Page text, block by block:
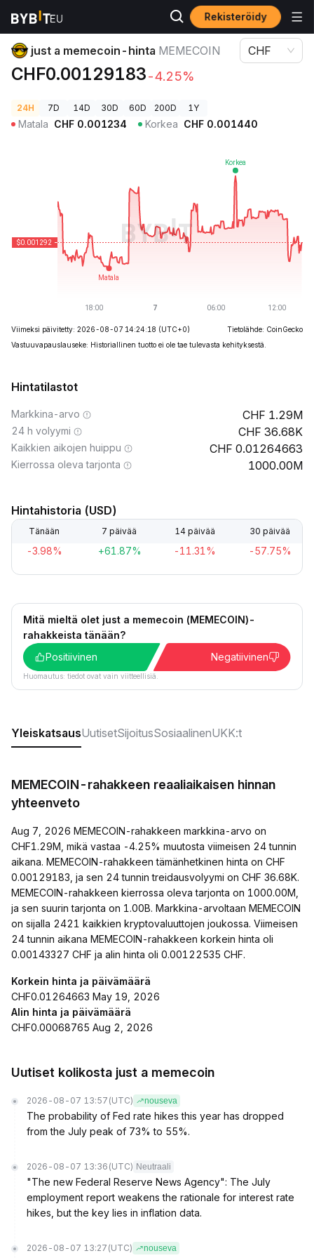
Rekisteröidy
Kryptohinnat just a memecoin-hinta MEMECOIN
just a memecoin-hinta MEMECOIN
CHF0.00129183-4.25%
CHF
24H 7D 14D 30D 60D 200D 1Y
Matala CHF 0.001234 Korkea CHF 0.001440
Viimeksi päivitetty: 2026-08-07 14:24:18 (UTC+0)
Tietolähde: CoinGecko
Vastuuvapauslauseke: Historiallinen tuotto ei ole tae tulevasta kehityksestä.
Hintatilastot
Markkina-arvo 1.29M
24 h volyymi 36.68K
Kaikkien aikojen huippu 0.01264663
Kierrossa oleva tarjonta 1000.00M
Hintahistoria (USD)
Tänään 7 päivää 14 päivää 30 päivää
-3.98% +61.87% -11.31% -57.75%
Mitä mieltä olet just a memecoin (MEMECOIN)-
rahakkeista tänään?
Positiivinen
Negatiivinen
Huomautus: tiedot ovat vain viitteellisiä.
YleiskatsausUutisetSijoitusSosiaalinenUKK:t
MEMECOIN-rahakkeen reaaliaikaisen hinnan
yhteenveto
Aug 7, 2026 MEMECOIN-rahakkeen markkina-arvo on
CHF1.29M, mikä vastaa -4.25% muutosta viimeisen 24 tunnin
aikana. MEMECOIN-rahakkeen tämänhetkinen hinta on CHF
0.00129183, ja sen 24 tunnin treidausvolyymi on CHF 36.68K.
MEMECOIN-rahakkeen kierrossa oleva tarjonta on 1000.00M,
ja sen suurin tarjonta on 1.00B. Markkina-arvoltaan MEMECOIN
on sijalla 2421 kaikkien kryptovaluuttojen joukossa. Viimeisen
24 tunnin aikana MEMECOIN-rahakkeen korkein hinta oli
0.00143327 CHF ja alin hinta oli 0.00122535 CHF.
Korkein hinta ja päivämäärä
CHF0.01264663 May 19, 2026
Alin hinta ja päivämäärä
CHF0.00068765 Aug 2, 2026
Uutiset kolikosta just a memecoin
2026-08-07 13:57 (UTC) nouseva
The probability of Fed rate hikes this year has dropped
from the July peak of 73% to 55%.
2026-08-07 13:36 (UTC) Neutraali
"The new Federal Reserve News Agency": The July
employment report weakens the rationale for interest rate
hikes, but the key lies in inflation data.
2026-08-07 13:27 (UTC) nouseva